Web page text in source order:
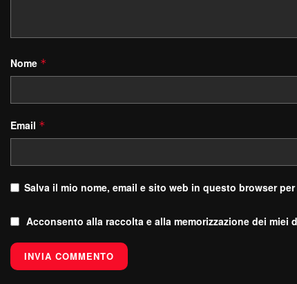
Nome *
Email *
Salva il mio nome, email e sito web in questo browser
Acconsento alla raccolta e alla memorizzazione dei miei